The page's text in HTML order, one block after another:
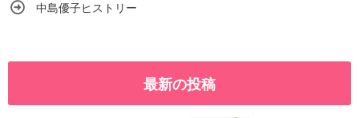
中島優子ヒストリー
最新の投稿